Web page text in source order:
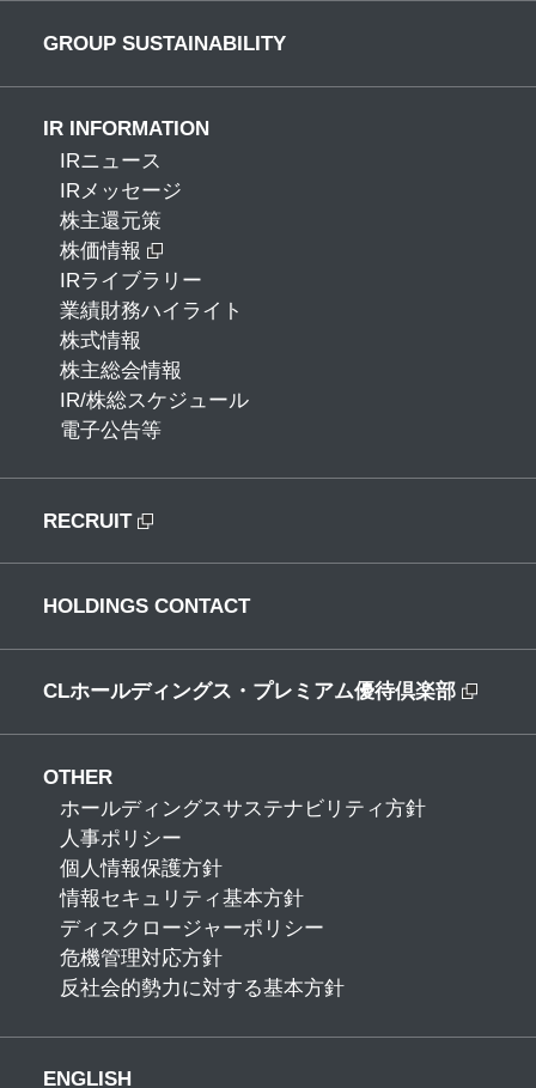
GROUP SUSTAINABILITY
IR INFORMATION
IRニュース
IRメッセージ
株主還元策
株価情報
IRライブラリー
業績財務ハイライト
株式情報
株主総会情報
IR/株総スケジュール
電子公告等
RECRUIT
HOLDINGS CONTACT
CLホールディングス・プレミアム優待倶楽部
OTHER
ホールディングスサステナビリティ方針
人事ポリシー
個人情報保護方針
情報セキュリティ基本方針
ディスクロージャーポリシー
危機管理対応方針
反社会的勢力に対する基本方針
ENGLISH